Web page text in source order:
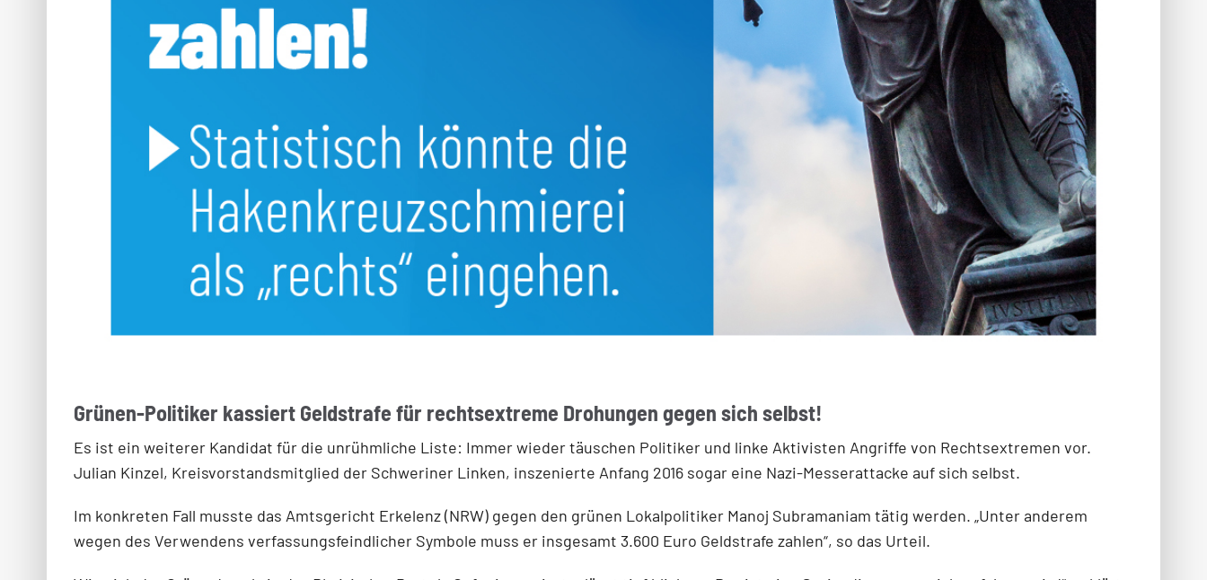
Grünen-Politiker kassiert Geldstrafe für rechtsextreme Drohungen gegen sich selbst!
Es ist ein weiterer Kandidat für die unrühmliche Liste: Immer wieder täuschen Politiker und linke Aktivisten Angriffe von Rechtsextremen vor.
Julian Kinzel, Kreisvorstandsmitglied der Schweriner Linken, inszenierte Anfang 2016 sogar eine Nazi-Messerattacke auf sich selbst.
Im konkreten Fall musste das Amtsgericht Erkelenz (NRW) gegen den grünen Lokalpolitiker Manoj Subramaniam tätig werden. „Unter anderem
wegen des Verwendens verfassungsfeindlicher Symbole muss er insgesamt 3.600 Euro Geldstrafe zahlen“, so das Urteil.